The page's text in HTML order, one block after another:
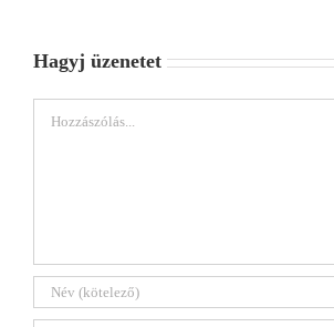
Hagyj üzenetet